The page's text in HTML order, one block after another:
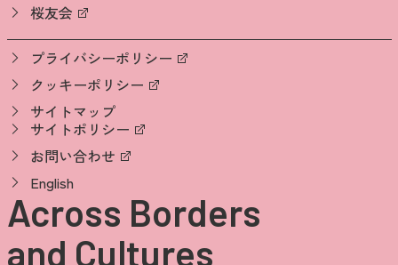
Across Borders
and Cultures
桜友会
プライバシーポリシー
クッキーポリシー
サイトマップ
サイトポリシー
お問い合わせ
English